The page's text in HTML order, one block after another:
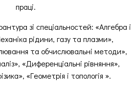
праці.
зі спеціальностей: «Алгебра і
рідини, газу та плазми»,
та обчислювальні методи»,
«Диференціальні рівняння»,
«Геометрія і топологія ».